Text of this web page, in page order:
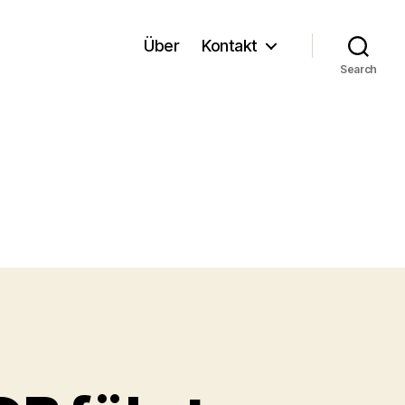
Über Kontakt
Search